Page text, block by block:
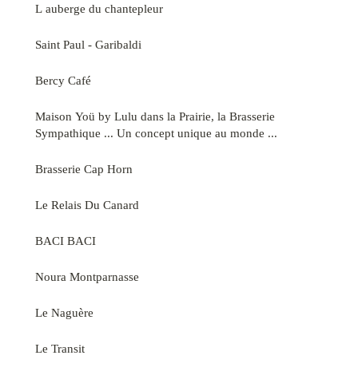
L auberge du chantepleur
Saint Paul - Garibaldi
Bercy Café
Maison Yoü by Lulu dans la Prairie, la Brasserie
Sympathique ... Un concept unique au monde ...
Brasserie Cap Horn
Le Relais Du Canard
BACI BACI
Noura Montparnasse
Le Naguère
Le Transit